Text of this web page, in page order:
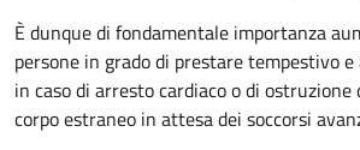
È dunque di fondamentale importanza
persone in grado di prestare tempestivo e
in caso di arresto cardiaco o di ostruzione
corpo estraneo in attesa dei soccorsi